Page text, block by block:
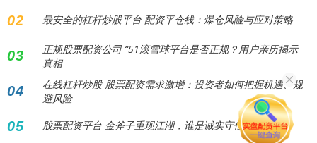
02 最安全的杠杆炒股平台 配资平仓线：爆仓风险与应对策略
03
正规股票配资公司 “51滚雪球平台是否正规？用户亲历揭示
真相
04
在线杠杆炒股 股票配资需求激增：投资者如何把握机遇、规
避风险
05 股票配资平台 金斧子重现江湖，谁是诚实守信的伐木人？